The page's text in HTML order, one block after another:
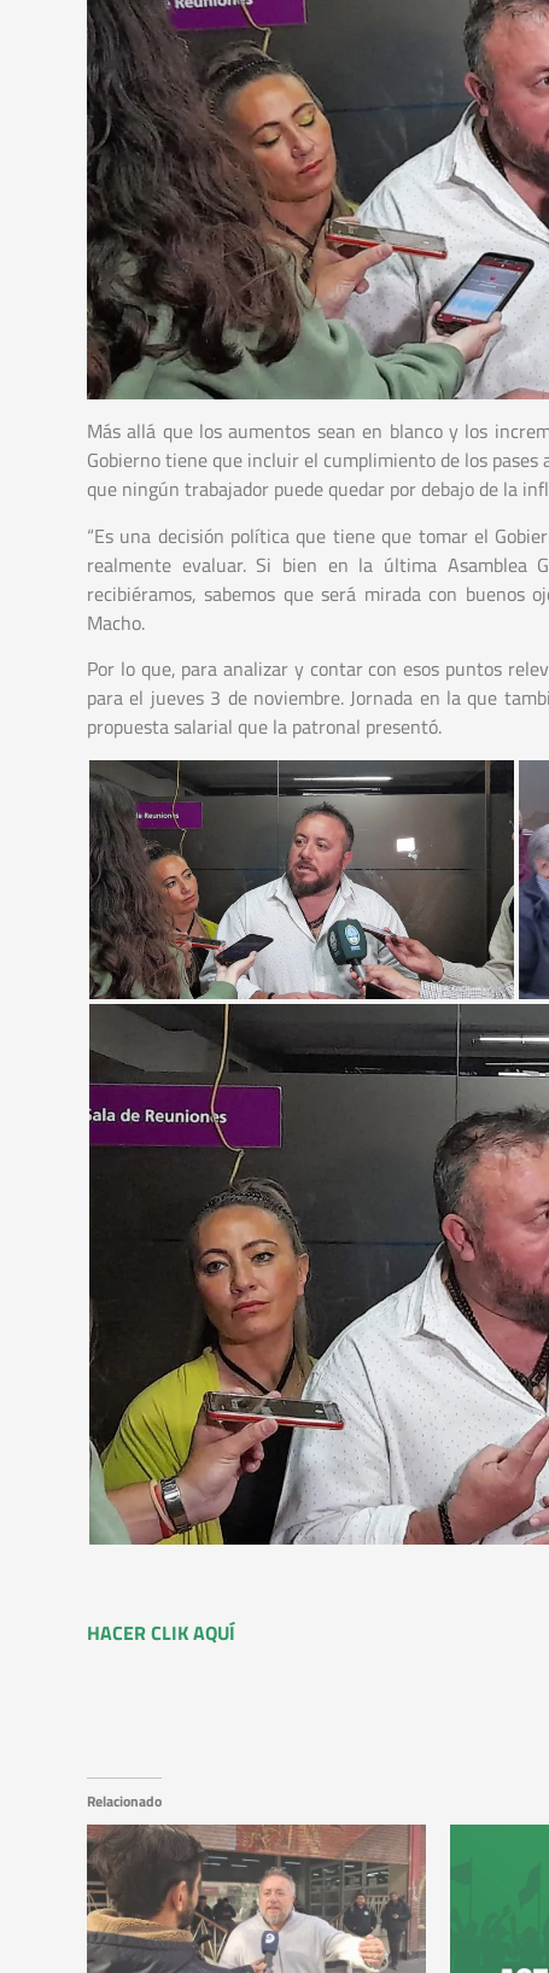
Más allá que los aumentos sean en blanco y los
Gobierno tiene que incluir el cumplimiento de los
que ningún trabajador puede quedar por debajo de la
“Es una decisión política que tiene que tomar el
realmente evaluar. Si bien en la última Asamblea
recibiéramos, sabemos que será mirada con buenos
Macho.
Por lo que, para analizar y contar con esos puntos
para el jueves 3 de noviembre. Jornada en la que
propuesta salarial que la patronal presentó.
HACER CLIK AQUÍ
Relacionado